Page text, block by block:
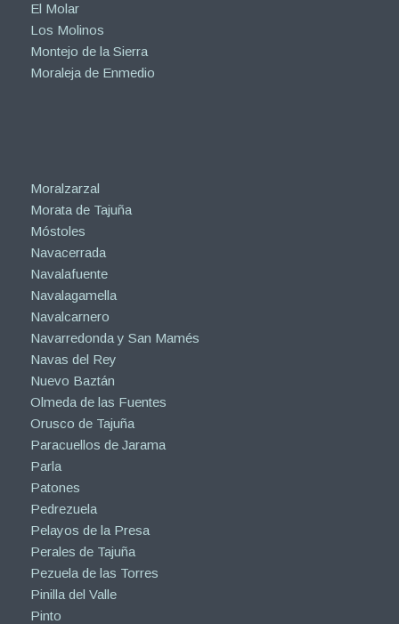
El Molar
Los Molinos
Montejo de la Sierra
Moraleja de Enmedio
Moralzarzal
Morata de Tajuña
Móstoles
Navacerrada
Navalafuente
Navalagamella
Navalcarnero
Navarredonda y San Mamés
Navas del Rey
Nuevo Baztán
Olmeda de las Fuentes
Orusco de Tajuña
Paracuellos de Jarama
Parla
Patones
Pedrezuela
Pelayos de la Presa
Perales de Tajuña
Pezuela de las Torres
Pinilla del Valle
Pinto